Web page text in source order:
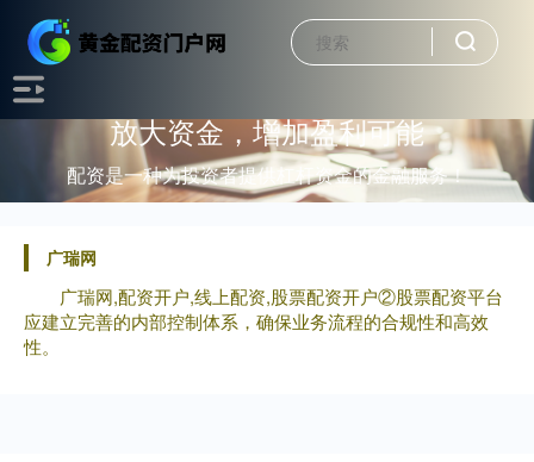
放大资金，增加盈利可能
配资是一种为投资者提供杠杆资金的金融服务！
广瑞网
广瑞网,配资开户,线上配资,股票配资开户②股票配资平台
应建立完善的内部控制体系，确保业务流程的合规性和高效
性。